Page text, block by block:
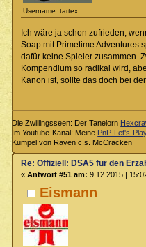
Username: tartex
Ich wäre ja schon zufrieden,
Soap mit Primetime Adventures
dafür keine Spieler zusammen.
Kompendium so radikal wird,
Kanon ist, sollte das doch bei
Die Zwillingsseen: Der Tanelorn
Im Youtube-Kanal: Meine PnP-Let's-
Kumpel von Raven c.s. McCracken
Eismann
Re: Offiziell: DSA5 für den
« Antwort #51 am: 9.12.2015 |